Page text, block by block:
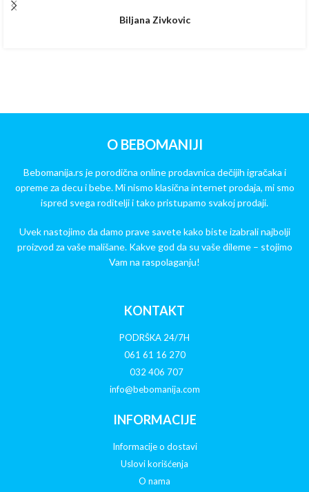
Biljana Zivkovic
O BEBOMANIJI
Bebomanija.rs je porodična online prodavnica dečijih igračaka i
opreme za decu i bebe. Mi nismo klasična internet prodaja, mi smo
ispred svega roditelji i tako pristupamo svakoj prodaji.
Uvek nastojimo da damo prave savete kako biste izabrali najbolji
proizvod za vaše mališane. Kakve god da su vaše dileme – stojimo
Vam na raspolaganju!
KONTAKT
PODRŠKA 24/7H
061 61 16 270
032 406 707
info@bebomanija.com
INFORMACIJE
Informacije o dostavi
Uslovi korišćenja
O nama